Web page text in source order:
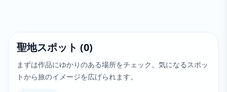
聖地スポット (0)
まずは作品にゆかりのある場所をチェック。気になるスポッ
トから旅のイメージを広げられます。